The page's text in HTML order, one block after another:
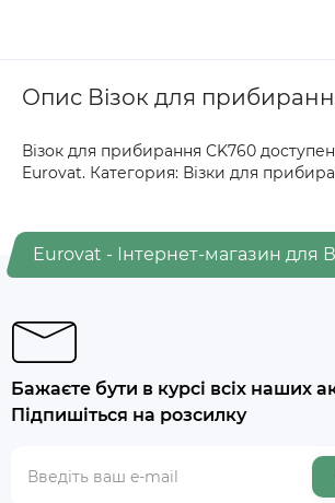
Опис Візок для
Візок для прибирання CK760
Eurovat. Категория: Візки для
Eurovat - Інтернет-магазин для
Бажаєте бути в курсі всіх наших
Підпишіться на розсилку